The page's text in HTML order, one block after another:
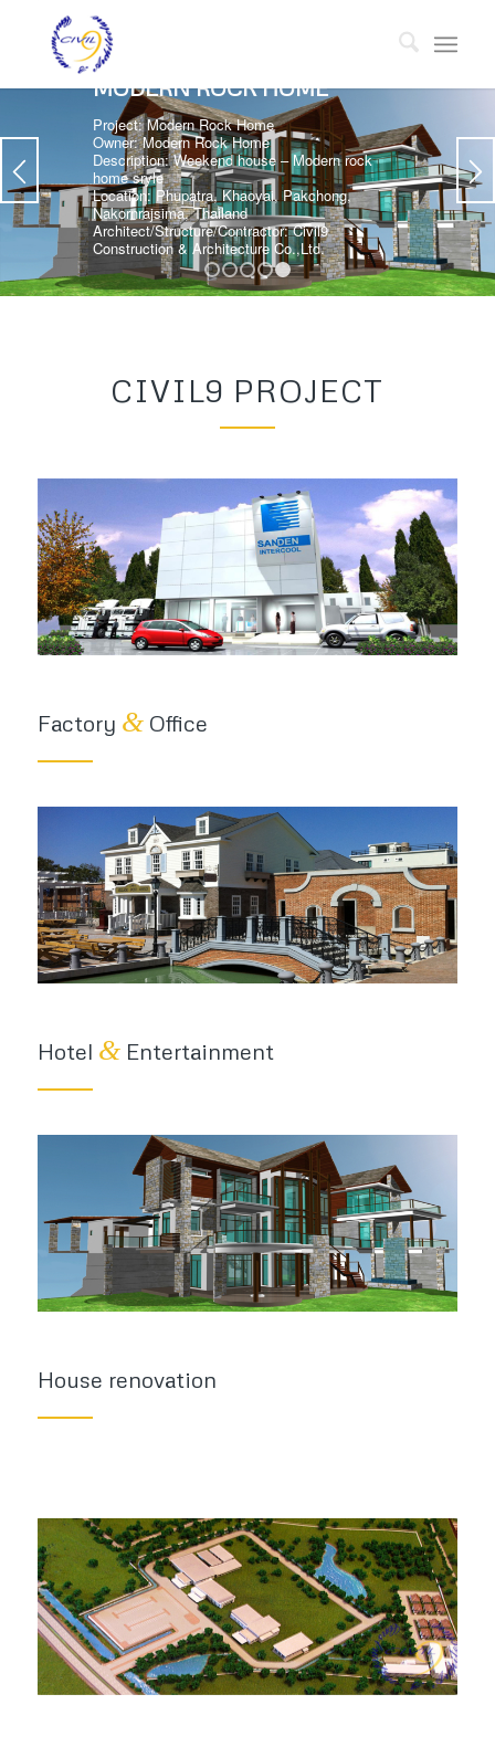
MODERN ROCK HOME
Project: Modern Rock Home
Owner: Modern Rock Home
Description: Weekend house – Modern rock
home sryle
Location: Phupatra, Khaoyai, Pakchong,
Nakornrajsima, Thailand
Architect/Structure/Contractor: Civil9
Construction & Architecture Co.,Ltd.
1 2 3 4 5
CIVIL9 PROJECT
Factory &Office
Hotel &Entertainment
House renovation